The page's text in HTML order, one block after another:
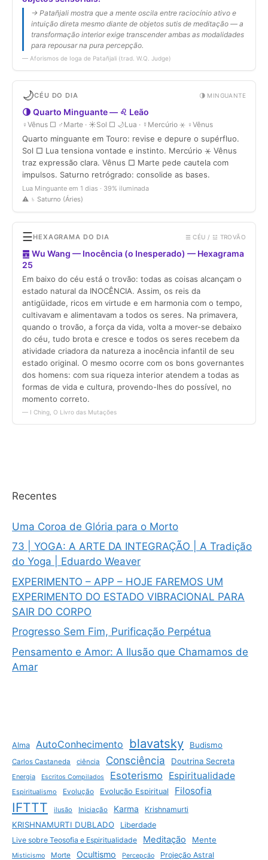
Recentes
Uma Coroa de Glória para o Morto
73 | YOGA: A ARTE DA INTEGRAÇÃO | A Tradição
do Yoga | Eduardo Weaver
EXPERIMENTO – APP – HOJE FAREMOS UM
EXPERIMENTO DO ESTADO VIBRACIONAL PARA
SAIR DO CORPO
Progresso Sem Fim, Purificação Perpétua
Pensamento e Amor: A Ilusão que Chamamos de
Amar
Alma AutoConhecimento blavatsky Budismo
Carlos Castaneda ciência Consciência Doutrina Secreta
Energia Escritos Compilados Esoterismo Espiritualidade
Espiritualismo Evolução Evolução Espiritual Filosofia
IFTTT ilusão Iniciação Karma Krishnamurti
KRISHNAMURTI DUBLADO
Liberdade
Live sobre Teosofia e Espiritualidade
Meditação Mente
Misticismo Morte Ocultismo Percepção Projeção Astral